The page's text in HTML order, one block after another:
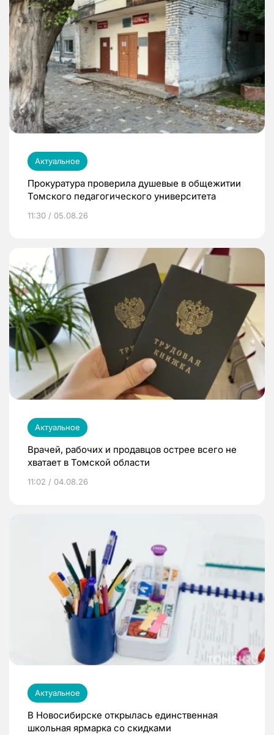
Актуальное
Прокуратура проверила душевые в общежитии
Томского педагогического университета
11:30 / 05.08.26
Актуальное
Врачей, рабочих и продавцов острее всего не
хватает в Томской области
11:02 / 04.08.26
Актуальное
В Новосибирске открылась единственная
школьная ярмарка со скидками